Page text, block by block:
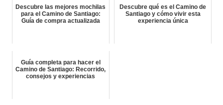
Descubre las mejores mochilas
para el Camino de Santiago:
Guía de compra actualizada
Descubre qué es el Camino de
Santiago y cómo vivir esta
experiencia única
Guía completa para hacer el
Camino de Santiago: Recorrido,
consejos y experiencias